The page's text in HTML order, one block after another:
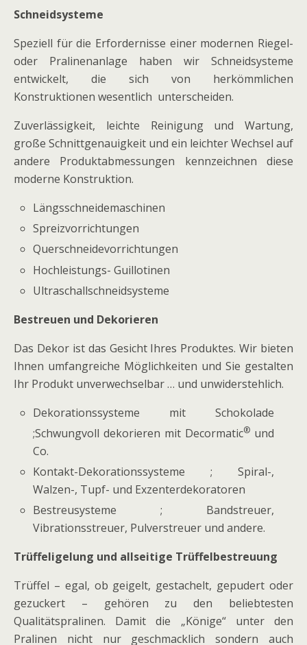
Schneidsysteme
Speziell für die Erfordernisse einer modernen Riegel-
oder Pralinenanlage haben wir Schneidsysteme
entwickelt, die sich von herkömmlichen
Konstruktionen wesentlich unterscheiden.
Zuverlässigkeit, leichte Reinigung und Wartung,
große Schnittgenauigkeit und ein leichter Wechsel auf
andere Produktabmessungen kennzeichnen diese
moderne Konstruktion.
Längsschneidemaschinen
Spreizvorrichtungen
Querschneidevorrichtungen
Hochleistungs- Guillotinen
Ultraschallschneidsysteme
Bestreuen und Dekorieren
Das Dekor ist das Gesicht Ihres Produktes. Wir bieten
Ihnen umfangreiche Möglichkeiten und Sie gestalten
Ihr Produkt unverwechselbar … und unwiderstehlich.
Dekorationssysteme mit Schokolade
;Schwungvoll dekorieren mit Decormatic®und
Co.
Kontakt-Dekorationssysteme ; Spiral-,
Walzen-, Tupf- und Exzenterdekoratoren
Bestreusysteme ; Bandstreuer,
Vibrationsstreuer, Pulverstreuer und andere.
Trüffeligelung und allseitige Trüffelbestreuung
Trüffel – egal, ob geigelt, gestachelt, gepudert oder
gezuckert – gehören zu den beliebtesten
Qualitätspralinen. Damit die „Könige“ unter den
Pralinen nicht nur geschmacklich sondern auch